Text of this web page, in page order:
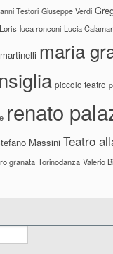
Testori Giuseppe Verdi
luca ronconi Lucia
maria
piccolo teatro
renato
Massini Teatro
granata Torinodanza Valerio